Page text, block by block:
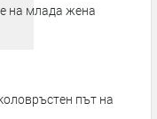
на млада жена
път на